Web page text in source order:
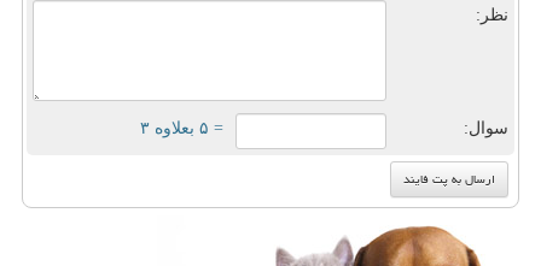
نظر:
سوال: = ۵ بعلاوه ۳